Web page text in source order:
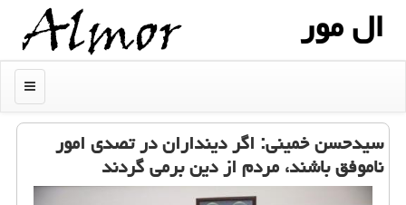
ال مور
منو
سیدحسن خمینی: اگر دینداران در تصدی امور
ناموفق باشند، مردم از دین برمی گردند